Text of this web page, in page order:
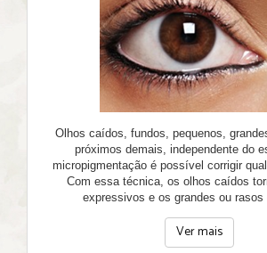
Olhos caídos, fundos, pequenos,
próximos demais, independente do
micropigmentação é possível corrigir
Com essa técnica, os olhos caídos
expressivos e os grandes ou rasos
Ver mais